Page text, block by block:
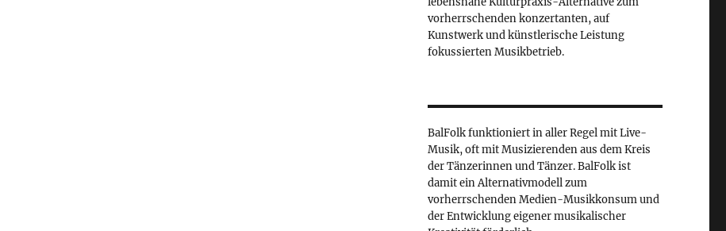
vorherrschenden konzertanten, auf
Kunstwerk und künstlerische Leistung
fokussierten Musikbetrieb.
BalFolk funktioniert in aller Regel mit Live-
Musik, oft mit Musizierenden aus dem Kreis
der Tänzerinnen und Tänzer. BalFolk ist
damit ein Alternativmodell zum
vorherrschenden Medien-Musikkonsum und
der Entwicklung eigener musikalischer